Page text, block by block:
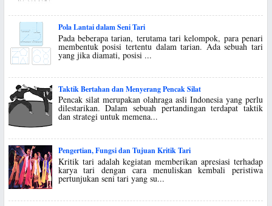
Pola Lantai dalam Seni Tari
Pada beberapa tarian, terutama tari kelompok, para penari
membentuk posisi tertentu dalam tarian. Ada sebuah tari
yang jika diamati, posisi ...
Taktik Bertahan dan Menyerang Pencak Silat
Pencak silat merupakan olahraga asli Indonesia yang perlu
dilestarikan. Dalam sebuah pertandingan terdapat taktik
dan strategi untuk memena...
Pengertian, Fungsi dan Tujuan Kritik Tari
Kritik tari adalah kegiatan memberikan apresiasi terhadap
karya tari dengan cara menuliskan kembali peristiwa
pertunjukan seni tari yang su...